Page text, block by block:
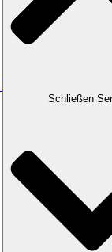
Schließen